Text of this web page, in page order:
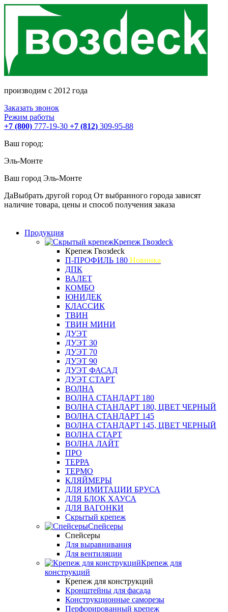
производим с 2012 года
Заказать звонок
Режим работы
+7 (800) 777-19-30 +7 (812) 309-95-88
Ваш город:
Эль-Монте
Ваш город Эль-Монте
ДаВыбрать другой город От выбранного города зависят
наличие товара, цены и способ получения заказа
Продукция
Крепеж Гвозdeck
Крепеж Гвозdeck
П-ПРОФИЛЬ 180 Новинка
ДПК
ВАЛЕТ
КОМБО
ЮНИДЕК
КЛАССИК
ТВИН
ТВИН МИНИ
ДУЭТ
ДУЭТ 30
ДУЭТ 70
ДУЭТ 90
ДУЭТ ФАСАД
ДУЭТ СТАРТ
ВОЛНА
ВОЛНА СТАНДАРТ 180
ВОЛНА СТАНДАРТ 180, ЦВЕТ ЧЕРНЫЙ
ВОЛНА СТАНДАРТ 145
ВОЛНА СТАНДАРТ 145, ЦВЕТ ЧЕРНЫЙ
ВОЛНА СТАРТ
ВОЛНА ЛАЙТ
ПРО
ТЕРРА
ТЕРМО
КЛЯЙМЕРЫ
ДЛЯ ИМИТАЦИИ БРУСА
ДЛЯ БЛОК ХАУСА
ДЛЯ ВАГОНКИ
Скрытый крепеж
Спейсеры
Спейсеры
Для выравнивания
Для вентиляции
Крепеж для
конструкций
Крепеж для конструкций
Кронштейны для фасада
Конструкционные саморезы
Перфорированный крепеж